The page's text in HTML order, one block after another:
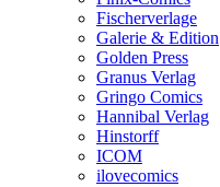
Fischerverlage
Galerie & Edition
Golden Press
Granus Verlag
Gringo Comics
Hannibal Verlag
Hinstorff
ICOM
ilovecomics